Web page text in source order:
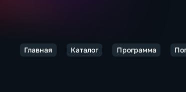
Главная Каталог Программа